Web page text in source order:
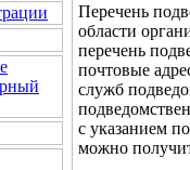
Перечень
области
перечень
почтовые
служб
с указанием
можно